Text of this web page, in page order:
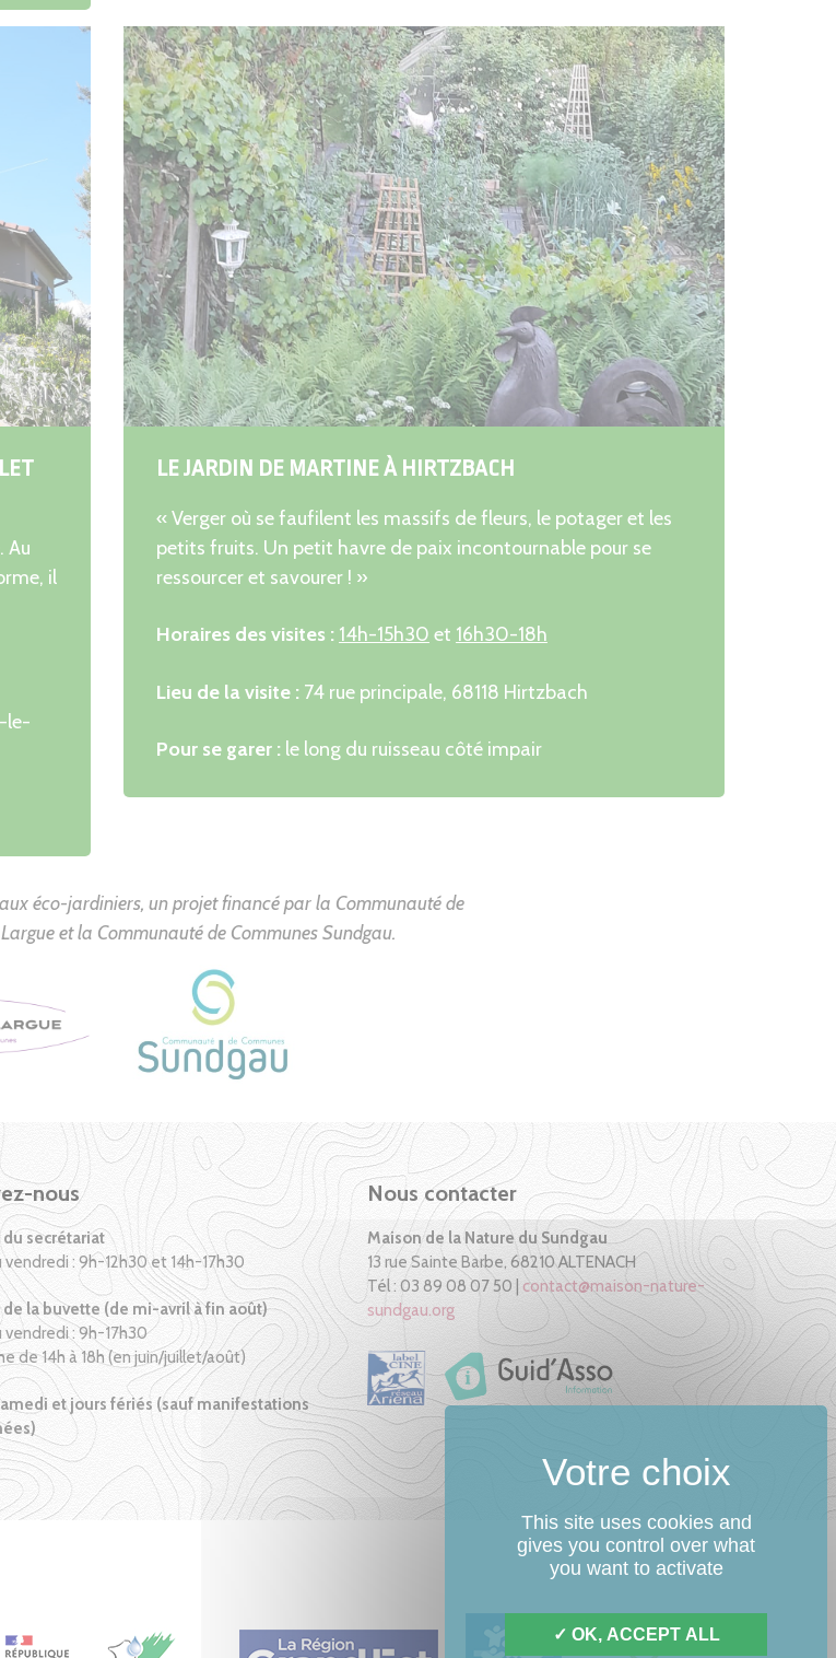
Au
il
le-
LE JARDIN DE MARTINE À HIRTZBACH
« Verger où se faufilent les massifs de fleurs, le potager et les
petits fruits. Un petit havre de paix incontournable pour se
ressourcer et savourer ! »
Horaires des visites : 14h-15h30 et 16h30-18h
Lieu de la visite : 74 rue principale, 68118 Hirtzbach
Pour se garer : le long du ruisseau côté impair
éco-jardiniers, un projet financé par la Communauté de
et la Communauté de Communes Sundgau.
nous
secrétariat
vendredi : 9h-12h30 et 14h-17h30
la buvette (de mi-avril à fin août)
vendredi : 9h-17h30
de 14h à 18h (en juin/juillet/août)
et jours fériés (sauf manifestations
Nous contacter
Maison de la Nature du Sundgau
13 rue Sainte Barbe, 68210 ALTENACH
Tél : 03 89 08 07 50 | contact@maison-nature-
sundgau.org
This site uses cookies and
gives you control over what
you want to activate
OK, ACCEPT ALL